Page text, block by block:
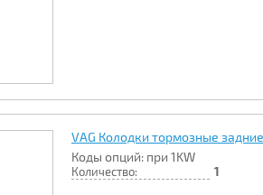
VAG Колодки тормозные
Коды опций: при 1KW
Количество: 1